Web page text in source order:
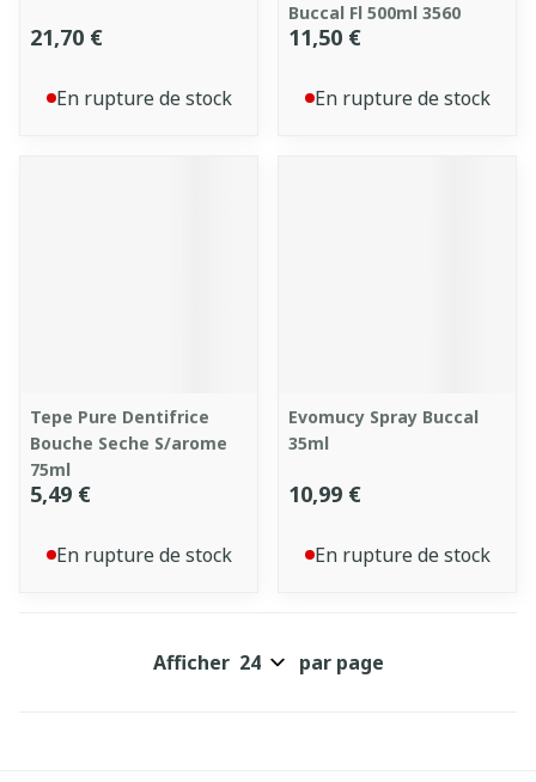
21,70 €
En rupture de stock
Buccal Fl 500ml 3560
11,50 €
En rupture de stock
Tepe Pure Dentifrice
Bouche Seche S/arome
75ml
5,49 €
En rupture de stock
Evomucy Spray Buccal
35ml
10,99 €
En rupture de stock
Afficher par page